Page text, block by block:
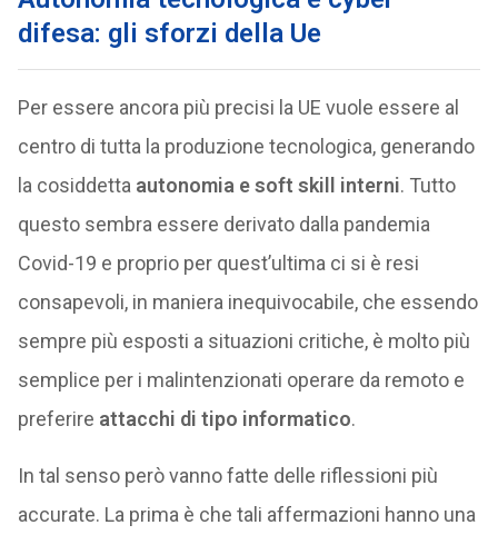
difesa: gli sforzi della Ue
Per essere ancora più precisi la UE vuole essere al
centro di tutta la produzione tecnologica, generando
la cosiddetta autonomia e soft skill interni. Tutto
questo sembra essere derivato dalla pandemia
Covid-19 e proprio per quest’ultima ci si è resi
consapevoli, in maniera inequivocabile, che essendo
sempre più esposti a situazioni critiche, è molto più
semplice per i malintenzionati operare da remoto e
preferire attacchi di tipo informatico.
In tal senso però vanno fatte delle riflessioni più
accurate. La prima è che tali affermazioni hanno una